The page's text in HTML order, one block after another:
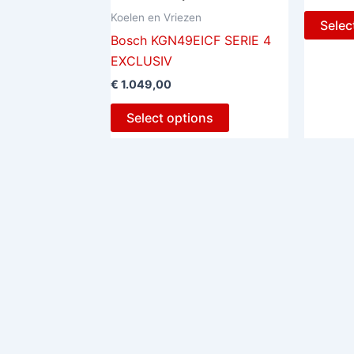
Koelen en Vriezen
Bosch KGN49EICF SERIE 4
EXCLUSIV
€ 1.049,00
Select options